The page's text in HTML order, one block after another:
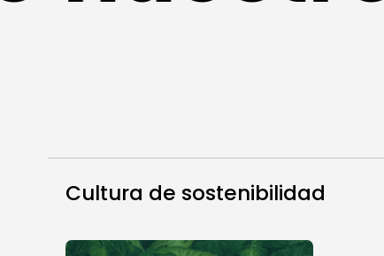
Cultura de sostenibilidad